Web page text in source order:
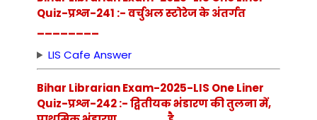
Quiz-प्रश्न-241 :- वर्चुअल स्टोरेज के अंतर्गत
LIS Cafe Answer
Bihar Librarian Exam-2025-LIS One Liner
Quiz-प्रश्न-242 :- द्वितीयक भंडारण की तुलना में,